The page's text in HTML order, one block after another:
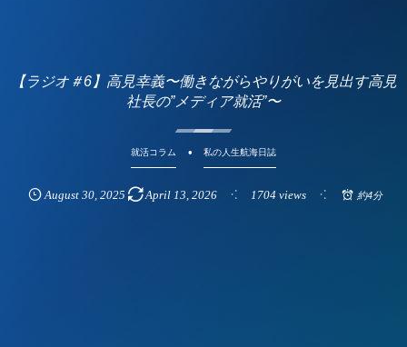
【ラジオ＃6】高見幸義〜働きながらやりがいを見出す高見
社長の”メディア就活”〜
就活コラム 私の人生航海日誌
August 30,2025 April 13,2026 1704 views 約4分